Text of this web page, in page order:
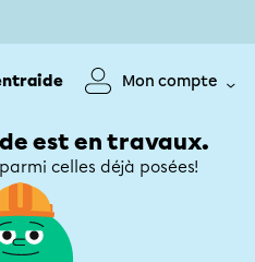
Mon compte
est en travaux.
celles déjà posées!